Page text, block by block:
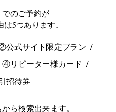
のご予約が
5つあります。
公式サイト限定プラン
④リピーター様カード
招待券
ら検索出来ます。